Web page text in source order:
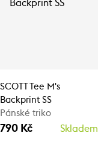
SCOTT Tee M's
Backprint SS
Pánské triko
790 Kč Skladem